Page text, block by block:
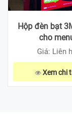
Hộp đèn bạt
cho
Giá: Liên
Xem chi